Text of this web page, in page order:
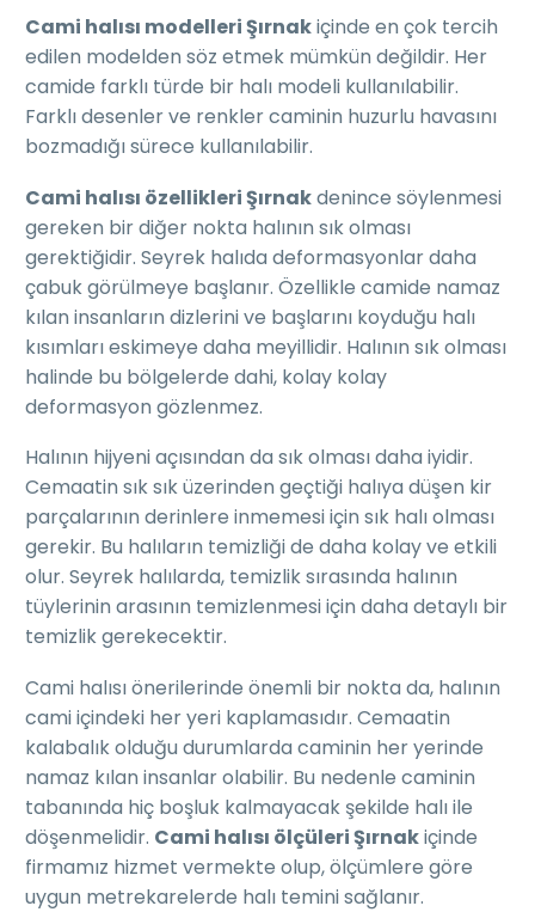
Cami halısı modelleri Şırnakiçinde en çok tercih
edilen modelden söz etmek mümkün değildir. Her
camide farklı türde bir halı modeli kullanılabilir.
Farklı desenler ve renkler caminin huzurlu havasını
bozmadığı sürece kullanılabilir.
Cami halısı özellikleri Şırnakdenince söylenmesi
gereken bir diğer nokta halının sık olması
gerektiğidir. Seyrek halıda deformasyonlar daha
çabuk görülmeye başlanır. Özellikle camide namaz
kılan insanların dizlerini ve başlarını koyduğu halı
kısımları eskimeye daha meyillidir. Halının sık olması
halinde bu bölgelerde dahi, kolay kolay
deformasyon gözlenmez.
Halının hijyeni açısından da sık olması daha iyidir.
Cemaatin sık sık üzerinden geçtiği halıya düşen kir
parçalarının derinlere inmemesi için sık halı olması
gerekir. Bu halıların temizliği de daha kolay ve etkili
olur. Seyrek halılarda, temizlik sırasında halının
tüylerinin arasının temizlenmesi için daha detaylı bir
temizlik gerekecektir.
Cami halısı önerilerinde önemli bir nokta da, halının
cami içindeki her yeri kaplamasıdır. Cemaatin
kalabalık olduğu durumlarda caminin her yerinde
namaz kılan insanlar olabilir. Bu nedenle caminin
tabanında hiç boşluk kalmayacak şekilde halı ile
döşenmelidir. Cami halısı ölçüleri Şırnakiçinde
firmamız hizmet vermekte olup, ölçümlere göre
uygun metrekarelerde halı temini sağlanır.